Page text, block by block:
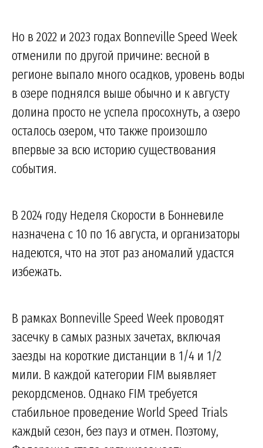
Но в 2022 и 2023 годах Bonneville Speed Week
отменили по другой причине: весной в
регионе выпало много осадков, уровень воды
в озере поднялся выше обычно и к августу
долина просто не успела просохнуть, а озеро
осталось озером, что также произошло
впервые за всю историю существования
события.
В 2024 году Неделя Скорости в Бонневиле
назначена с 10 по 16 августа, и организаторы
надеются, что на этот раз аномалий удастся
избежать.
В рамках Bonneville Speed Week проводят
засечку в самых разных зачетах, включая
заезды на короткие дистанции в 1/4 и 1/2
мили. В каждой категории FIM выявляет
рекордсменов. Однако FIM требуется
стабильное проведение World Speed Trials
каждый сезон, без пауз и отмен. Поэтому,